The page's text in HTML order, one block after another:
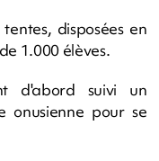
disposées en
1.000 élèves.
d'abord suivi un
onusienne pour se